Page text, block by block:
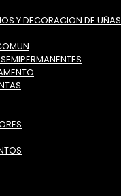
Y DECORACION DE UÑAS